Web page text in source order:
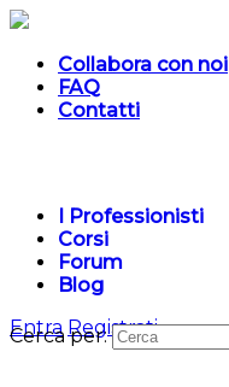
Collabora con noi
FAQ
Contatti
I Professionisti
Corsi
Forum
Blog
Entra Registrati
Cerca per: